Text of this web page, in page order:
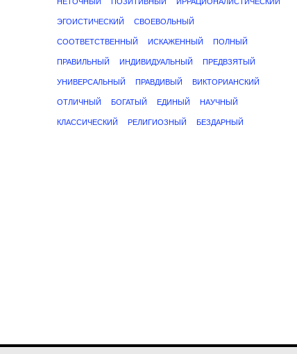
ЭГОИСТИЧЕСКИЙ СВОЕВОЛЬНЫЙ
СООТВЕТСТВЕННЫЙ ИСКАЖЕННЫЙ ПОЛНЫЙ
ПРАВИЛЬНЫЙ ИНДИВИДУАЛЬНЫЙ ПРЕДВЗЯТЫЙ
УНИВЕРСАЛЬНЫЙ ПРАВДИВЫЙ ВИКТОРИАНСКИЙ
ОТЛИЧНЫЙ БОГАТЫЙ ЕДИНЫЙ НАУЧНЫЙ
КЛАССИЧЕСКИЙ РЕЛИГИОЗНЫЙ БЕЗДАРНЫЙ